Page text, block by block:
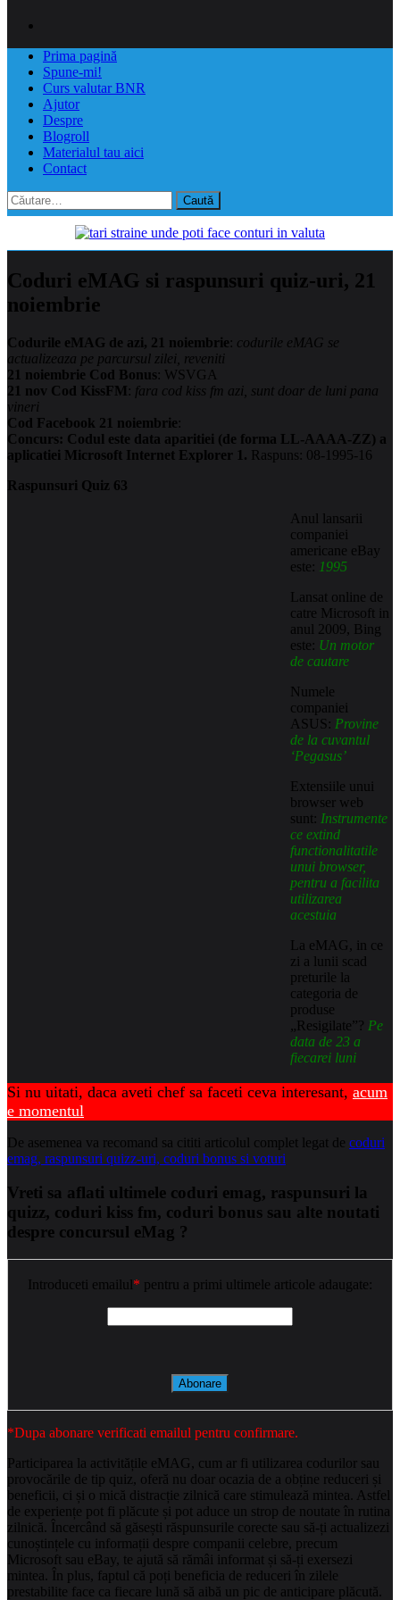
Prima pagină
Spune-mi!
Curs valutar BNR
Ajutor
Despre
Blogroll
Materialul tau aici
Contact
Caută
după:
Coduri eMAG si raspunsuri quiz-uri, 21
noiembrie
Codurile eMAG de azi, 21 noiembrie: codurile eMAG se
actualizeaza pe parcursul zilei, reveniti
21 noiembrie Cod Bonus: WSVGA
21 nov Cod KissFM: fara cod kiss fm azi, sunt doar de luni pana
vineri
Cod Facebook 21 noiembrie:
Concurs: Codul este data aparitiei (de forma LL-AAAA-ZZ) a
aplicatiei Microsoft Internet Explorer 1. Raspuns: 08-1995-16
Raspunsuri Quiz 63
Anul lansarii
companiei
americane eBay
este: 1995
Lansat online de
catre Microsoft in
anul 2009, Bing
este: Un motor
de cautare
Numele
companiei
ASUS: Provine
de la cuvantul
‘Pegasus’
Extensiile unui
browser web
sunt: Instrumente
ce extind
functionalitatile
unui browser,
pentru a facilita
utilizarea
acestuia
La eMAG, in ce
zi a lunii scad
preturile la
categoria de
produse
„Resigilate”? Pe
data de 23 a
fiecarei luni
Si nu uitati, daca aveti chef sa faceti ceva interesant, acum
e momentul
De asemenea va recomand sa cititi articolul complet legat de coduri
emag, raspunsuri quizz-uri, coduri bonus si voturi
Vreti sa aflati ultimele coduri emag, raspunsuri la
quizz, coduri kiss fm, coduri bonus sau alte noutati
despre concursul eMag ?
Introduceti emailul* pentru a primi ultimele articole adaugate:
*Dupa abonare verificati emailul pentru confirmare.
Participarea la activitățile eMAG, cum ar fi utilizarea codurilor sau
provocările de tip quiz, oferă nu doar ocazia de a obține reduceri și
beneficii, ci și o mică distracție zilnică care stimulează mintea. Astfel
de experiențe pot fi plăcute și pot aduce un strop de noutate în rutina
zilnică. Încercând să găsești răspunsurile corecte sau să-ți actualizezi
cunoștințele cu informații despre companii celebre, precum
Microsoft sau eBay, te ajută să rămâi informat și să-ți exersezi
mintea. În plus, faptul că poți beneficia de reduceri în zilele
prestabilite face ca fiecare lună să aibă un pic de anticipare plăcută.